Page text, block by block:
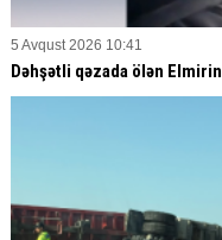
5 Avqust 2026 10:41
Dəhşətli qəzada ölən Elmirin